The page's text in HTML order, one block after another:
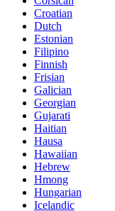
Croatian
Dutch
Estonian
Filipino
Finnish
Frisian
Galician
Georgian
Gujarati
Haitian
Hausa
Hawaiian
Hebrew
Hmong
Hungarian
Icelandic